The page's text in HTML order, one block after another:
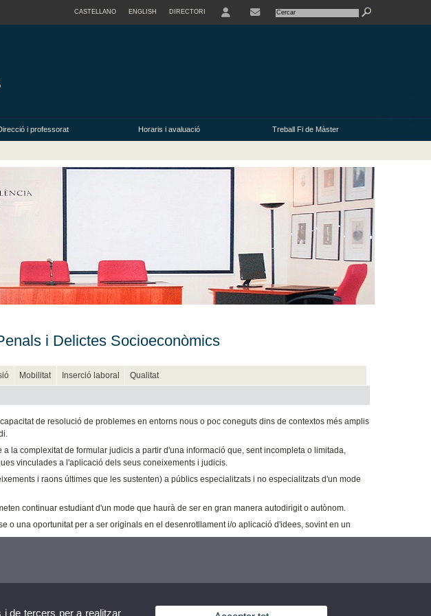
CASTELLANO ENGLISH DIRECTORI
i professorat Horaris i avaluació Treball Fi de Màster
i Delictes Socioeconòmics
Mobilitat Inserció laboral Qualitat
de resolució de problemes en entorns nous o poc coneguts dins de contextos més amplis
la complexitat de formular judicis a partir d'una informació que, sent incompleta o limitada,
vinculades a l'aplicació dels seus coneixements i judicis.
i raons últimes que les sustenten) a públics especialitzats i no especialitzats d'un mode
continuar estudiant d'un mode que haurà de ser en gran manera autodirigit o autònom.
o una oportunitat per a ser originals en el desenrotllament i/o aplicació d'idees, sovint en un
de tercers per a realitzar